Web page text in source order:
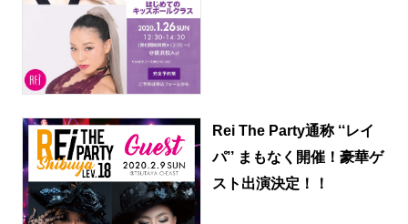
Rei The Party通称 ‘‘レイ
パ’’ まもなく開催！豪華ゲ
スト出演決定！！